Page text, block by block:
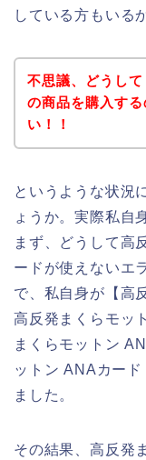
している方もいる
不思議、どうし
の商品を購入す
い！！
というような状況
ょうか。実際私自
まず、どうして高
ードが使えないエ
で、私自身が【高
高反発まくらモッ
まくらモットン
ットン ANAカー
ました。
その結果、高反発